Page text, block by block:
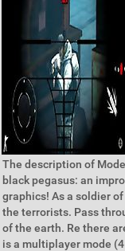
The description of
black pegasus: an
graphics! As a soldier
the terrorists. Pass
of the earth. Re there
is a multiplayer mode